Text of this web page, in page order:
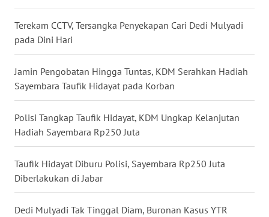
Terekam CCTV, Tersangka Penyekapan Cari Dedi Mulyadi
pada Dini Hari
Jamin Pengobatan Hingga Tuntas, KDM Serahkan Hadiah
Sayembara Taufik Hidayat pada Korban
Polisi Tangkap Taufik Hidayat, KDM Ungkap Kelanjutan
Hadiah Sayembara Rp250 Juta
Taufik Hidayat Diburu Polisi, Sayembara Rp250 Juta
Diberlakukan di Jabar
Dedi Mulyadi Tak Tinggal Diam, Buronan Kasus YTR
BABEL
SUMBAR
SUMSEL
WN
BENGKULU
WN
LAMPUNG